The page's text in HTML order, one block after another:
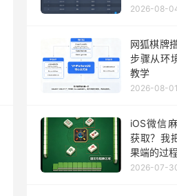
2026-08-
网狐棋牌
步骤从环
教学
2026-08-01
iOS微信
获取？我
果端的过
2026-07-